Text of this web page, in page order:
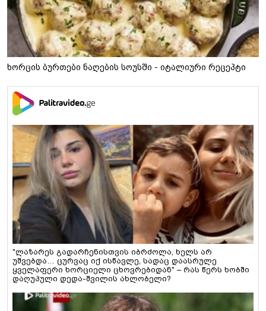
ხორცის ბურთები ნაღების სოუსში - იტალიური რეცეპტი
"ლაზარეს გადარჩენისთვის იბრძოლა, ხელს არ
უშვებდა… ცურვაც იქ ისწავლე, სადაც დაასრულე
ყველაფერი ხორციელი ცხოვრებიდან" – რას წერს ხობში
დაღუპული დედა-შვილის ახლობელი?